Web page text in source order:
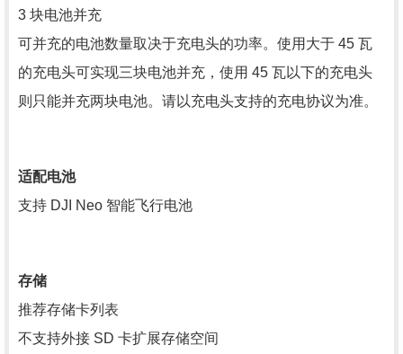
3 块电池并充
可并充的电池数量取决于充电头的功率。使用大于 45 瓦
的充电头可实现三块电池并充，使用 45 瓦以下的充电头
则只能并充两块电池。请以充电头支持的充电协议为准。
适配电池
支持 DJI Neo 智能飞行电池
存储
推荐存储卡列表
不支持外接 SD 卡扩展存储空间